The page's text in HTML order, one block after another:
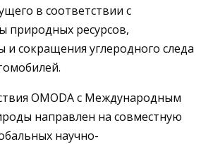
в соответствии с
природных ресурсов,
сокращения углеродного следа
OMODA с Международным
направлен на совместную
научно-